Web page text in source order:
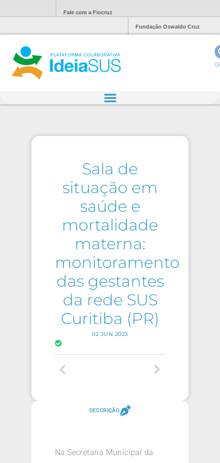
Fale com a Fiocruz
Fundação Oswaldo Cruz
Sala de
situação em
saúde e
mortalidade
materna:
monitoramento
das gestantes
da rede SUS
Curitiba (PR)
02 JUN 2023
DESCRIÇÃO
Na Secretaria Municipal da